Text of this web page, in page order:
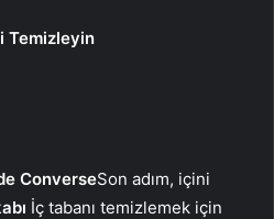
Temizleyin
ConverseSon adım, içini
İç tabanı temizlemek için